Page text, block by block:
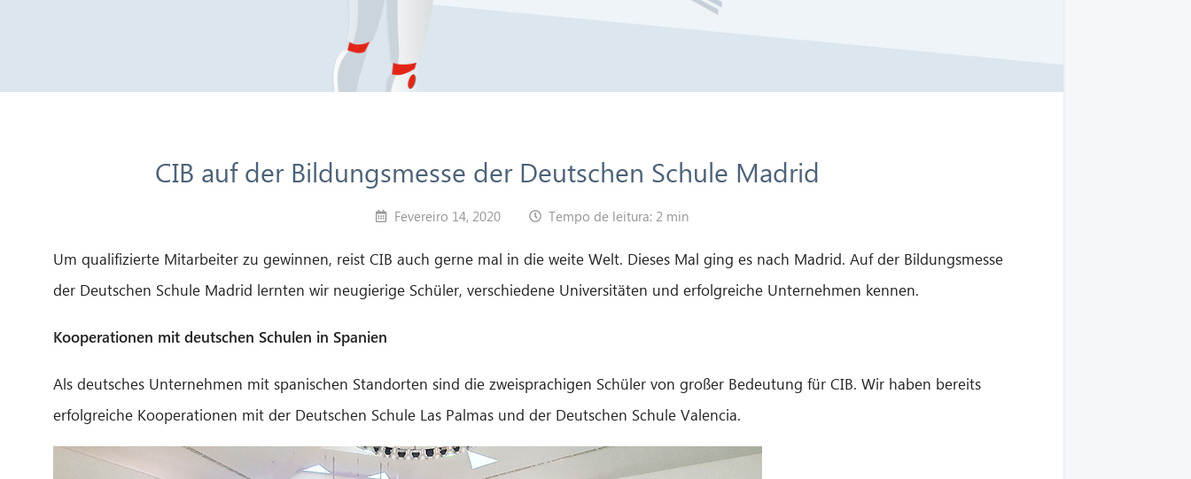
CIB auf der Bildungsmesse der Deutschen Schule Madrid
Fevereiro 14, 2020 Tempo de leitura: 2 min
Um qualifizierte Mitarbeiter zu gewinnen, reist CIB auch gerne mal in die weite Welt. Dieses Mal ging es nach Madrid. Auf der Bildungsmesse
der Deutschen Schule Madrid lernten wir neugierige Schüler, verschiedene Universitäten und erfolgreiche Unternehmen kennen.
Kooperationen mit deutschen Schulen in Spanien
Als deutsches Unternehmen mit spanischen Standorten sind die zweisprachigen Schüler von großer Bedeutung für CIB. Wir haben bereits
erfolgreiche Kooperationen mit der Deutschen Schule Las Palmas und der Deutschen Schule Valencia.